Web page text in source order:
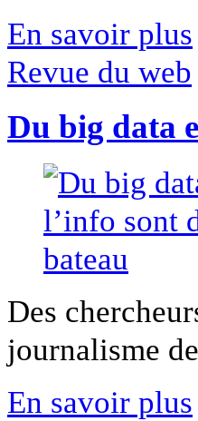
En savoir plus
Revue du web
Du big data
Des
journalisme
En savoir plus